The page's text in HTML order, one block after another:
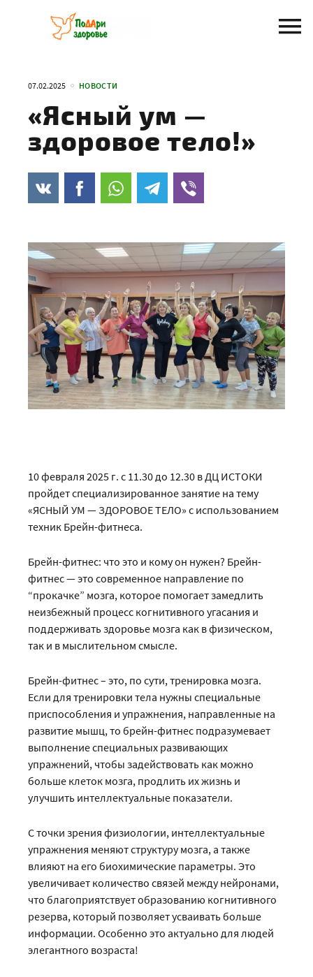
содержанию
07.02.2025 НОВОСТИ
«Ясный ум —
здоровое тело!»
10 февраля 2025 г. с 11.30 до 12.30 в ДЦ ИСТОКИ
пройдет специализированное занятие на тему
«ЯСНЫЙ УМ — ЗДОРОВОЕ ТЕЛО» с использованием
техник Брейн-фитнеса.
Брейн-фитнес: что это и кому он нужен? Брейн-
фитнес — это современное направление по
“прокачке” мозга, которое помогает замедлить
неизбежный процесс когнитивного угасания и
поддерживать здоровье мозга как в физическом,
так и в мыслительном смысле.
Брейн-фитнес – это, по сути, тренировка мозга.
Если для тренировки тела нужны специальные
приспособления и упражнения, направленные на
развитие мышц, то брейн-фитнес подразумевает
выполнение специальных развивающих
упражнений, чтобы задействовать как можно
больше клеток мозга, продлить их жизнь и
улучшить интеллектуальные показатели.
С точки зрения физиологии, интеллектуальные
упражнения меняют структуру мозга, а также
влияют на его биохимические параметры. Это
увеличивает количество связей между нейронами,
что благоприятствует образованию когнитивного
резерва, который позволяет усваивать больше
информации. Особенно это актуально для людей
элегантного возраста!